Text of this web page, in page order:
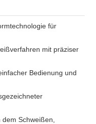
für
mit präziser
Bedienung und
Schweißen,